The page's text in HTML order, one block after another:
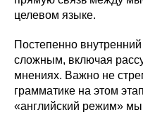
целевом языке.
Постепенно
сложным, включая
мнениях. Важно не
грамматике на этом
«английский режим»